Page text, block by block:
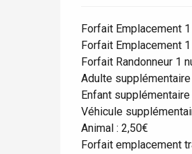
Forfait Emplacement
Forfait Emplacement
Forfait Randonneur 1
Adulte
Enfant
Véhicule
Animal : 2,50€
Forfait emplacement